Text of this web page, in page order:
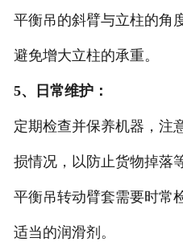
平衡吊的斜臂与立柱的角
避免增大立柱的承重。
5、日常维护：
定期检查并保养机器，注
损情况，以防止货物掉落
平衡吊转动臂套需要时常
适当的润滑剂。